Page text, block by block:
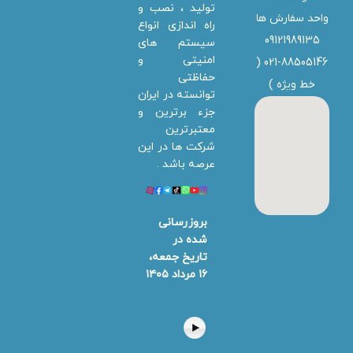
واحد سفارش ها
09121989135
021-88505146 (
خط ویژه )
تولید ، نصب و
راه اندازی انواع
سیستم های
امنیتی و
حفاظتی
توانسته در ایران
جزء برترین و
معتبرترین
شرکت ها در این
عرصه باشد .
بروزرسانی
شده در
تاریخ جمعه،
۱۶ مرداد ۱۴۰۵